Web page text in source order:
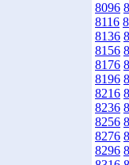
8096
8116
8136
8156
8176
8196
8216
8236
8256
8276
8296